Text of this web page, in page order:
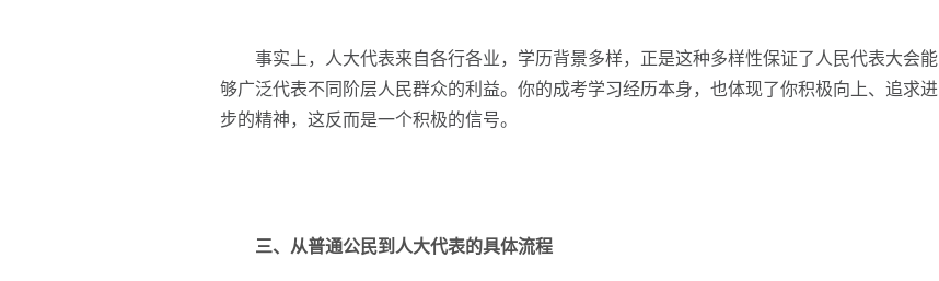
事实上，人大代表来自各行各业，学历背景多样，正是这种多样性保证了人民代表大会能
够广泛代表不同阶层人民群众的利益。你的成考学习经历本身，也体现了你积极向上、追求进
步的精神，这反而是一个积极的信号。
三、从普通公民到人大代表的具体流程